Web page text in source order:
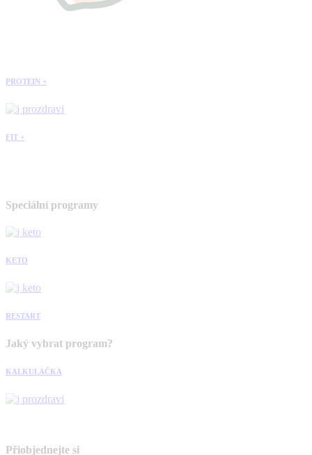
PROTEIN +
FIT +
Speciální programy
KETO
RESTART
Jaký vybrat program?
KALKULAČKA
Přiobjednejte si